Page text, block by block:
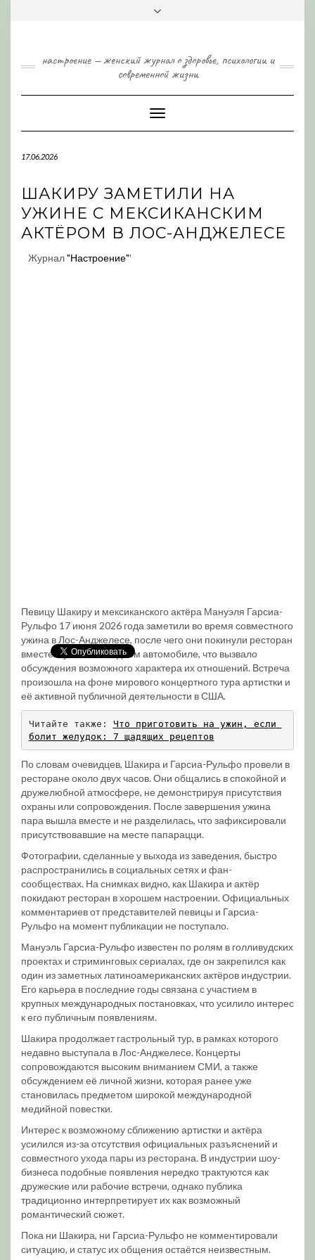
настроение — женский журнал о здоровье, психологии и
современной жизни
Toggle
Navigation
17.06.2026
ШАКИРУ ЗАМЕТИЛИ НА
УЖИНЕ С МЕКСИКАНСКИМ
АКТЁРОМ В ЛОС-АНДЖЕЛЕСЕ
Журнал"Настроение"'
Певицу Шакиру и мексиканского актёра Мануэля Гарсиа-
Рульфо 17 июня 2026 года заметили во время совместного
ужина в Лос-Анджелесе, после чего они покинули ресторан
вместе и уехали на одном автомобиле, что вызвало
обсуждения возможного характера их отношений. Встреча
произошла на фоне мирового концертного тура артистки и
её активной публичной деятельности в США.
Читайте также: Что приготовить на ужин, если
болит желудок: 7 щадящих рецептов
По словам очевидцев, Шакира и Гарсиа-Рульфо провели в
ресторане около двух часов. Они общались в спокойной и
дружелюбной атмосфере, не демонстрируя присутствия
охраны или сопровождения. После завершения ужина
пара вышла вместе и не разделилась, что зафиксировали
присутствовавшие на месте папарацци.
Фотографии, сделанные у выхода из заведения, быстро
распространились в социальных сетях и фан-
сообществах. На снимках видно, как Шакира и актёр
покидают ресторан в хорошем настроении. Официальных
комментариев от представителей певицы и Гарсиа-
Рульфо на момент публикации не поступало.
Мануэль Гарсиа-Рульфо известен по ролям в голливудских
проектах и стриминговых сериалах, где он закрепился как
один из заметных латиноамериканских актёров индустрии.
Его карьера в последние годы связана с участием в
крупных международных постановках, что усилило интерес
к его публичным появлениям.
Шакира продолжает гастрольный тур, в рамках которого
недавно выступала в Лос-Анджелесе. Концерты
сопровождаются высоким вниманием СМИ, а также
обсуждением её личной жизни, которая ранее уже
становилась предметом широкой международной
медийной повестки.
Интерес к возможному сближению артистки и актёра
усилился из-за отсутствия официальных разъяснений и
совместного ухода пары из ресторана. В индустрии шоу-
бизнеса подобные появления нередко трактуются как
дружеские или рабочие встречи, однако публика
традиционно интерпретирует их как возможный
романтический сюжет.
Пока ни Шакира, ни Гарсиа-Рульфо не комментировали
ситуацию, и статус их общения остаётся неизвестным.